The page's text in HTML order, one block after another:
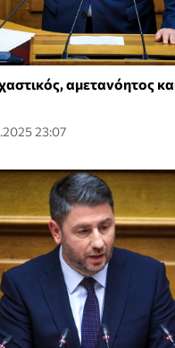
αμετανόητος
23:07